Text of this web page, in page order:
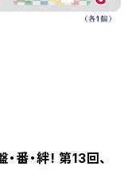
番・絆! 第13回、